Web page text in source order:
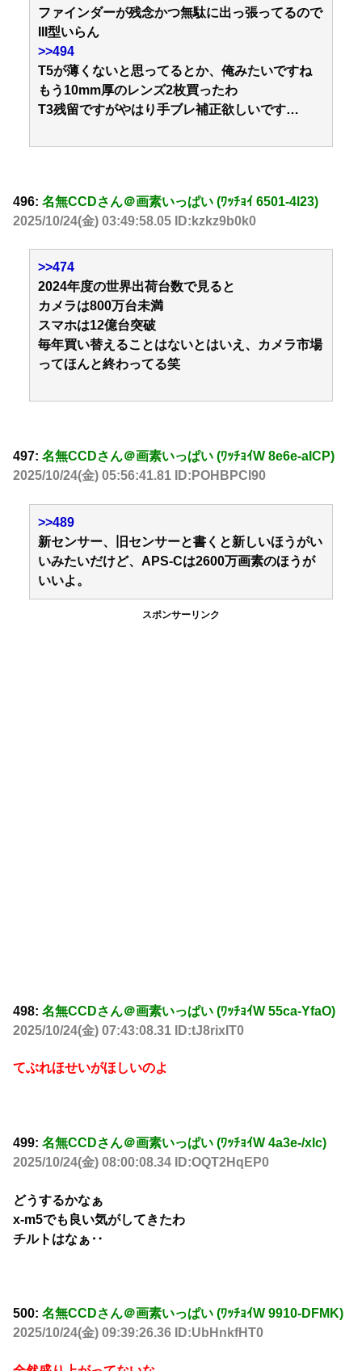
ファインダーが残念かつ無駄に出っ張ってるので
III型いらん
>>494
T5が薄くないと思ってるとか、俺みたいですね
もう10mm厚のレンズ2枚買ったわ
T3残留ですがやはり手ブレ補正欲しいです…
496: 名無CCDさん＠画素いっぱい (ﾜｯﾁｮｲ 6501-4l23)
2025/10/24(金) 03:49:58.05 ID:kzkz9b0k0
>>474
2024年度の世界出荷台数で見ると
カメラは800万台未満
スマホは12億台突破
毎年買い替えることはないとはいえ、カメラ市場
ってほんと終わってる笑
497: 名無CCDさん＠画素いっぱい (ﾜｯﾁｮｲW 8e6e-aICP)
2025/10/24(金) 05:56:41.81 ID:POHBPCI90
>>489
新センサー、旧センサーと書くと新しいほうがい
いみたいだけど、APS-Cは2600万画素のほうが
いいよ。
スポンサーリンク
498: 名無CCDさん＠画素いっぱい (ﾜｯﾁｮｲW 55ca-YfaO)
2025/10/24(金) 07:43:08.31 ID:tJ8rixIT0
てぶれほせいがほしいのよ
499: 名無CCDさん＠画素いっぱい (ﾜｯﾁｮｲW 4a3e-/xlc)
2025/10/24(金) 08:00:08.34 ID:OQT2HqEP0
どうするかなぁ
x-m5でも良い気がしてきたわ
チルトはなぁ‥
500: 名無CCDさん＠画素いっぱい (ﾜｯﾁｮｲW 9910-DFMK)
2025/10/24(金) 09:39:26.36 ID:UbHnkfHT0